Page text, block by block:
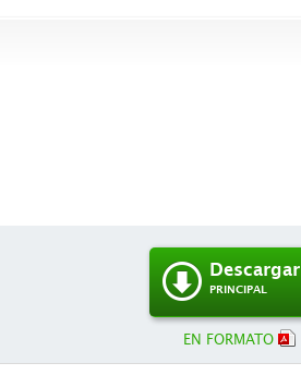
Descargar
PRINCIPAL
EN FORMATO